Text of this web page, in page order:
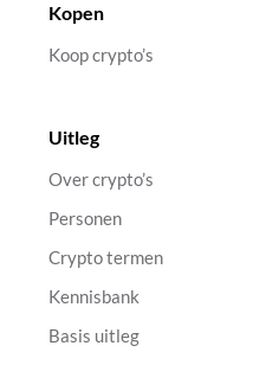
Kopen
Koop crypto’s
Uitleg
Over crypto’s
Personen
Crypto termen
Kennisbank
Basis uitleg